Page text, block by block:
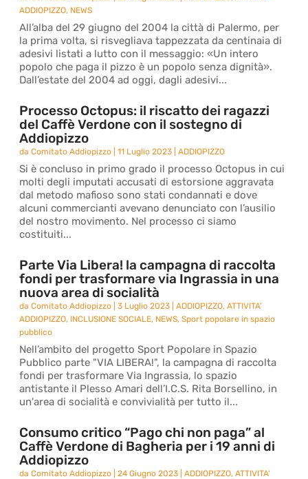
ADDIOPIZZO, NEWS
All’alba del 29 giugno del 2004 la città di Palermo, per
la prima volta, si risvegliava tappezzata da centinaia di
adesivi listati a lutto con il messaggio: «Un intero
popolo che paga il pizzo è un popolo senza dignità».
Dall’estate del 2004 ad oggi, dagli adesivi...
Processo Octopus: il riscatto dei ragazzi
del Caffè Verdone con il sostegno di
Addiopizzo
daComitato Addiopizzo |11 Luglio 2023 |ADDIOPIZZO
Si è concluso in primo grado il processo Octopus in cui
molti degli imputati accusati di estorsione aggravata
dal metodo mafioso sono stati condannati e dove
alcuni commercianti avevano denunciato con l’ausilio
del nostro movimento. Nel processo ci siamo
costituiti...
Parte Via Libera! la campagna di raccolta
fondi per trasformare via Ingrassia in una
nuova area di socialità
daComitato Addiopizzo |3 Luglio 2023 |ADDIOPIZZO,ATTIVITA'
ADDIOPIZZO, INCLUSIONE SOCIALE, NEWS,Sport popolare in spazio
pubblico
Nell’ambito del progetto Sport Popolare in Spazio
Pubblico parte "VIA LIBERA!", la campagna di raccolta
fondi per trasformare Via Ingrassia, lo spazio
antistante il Plesso Amari dell’I.C.S. Rita Borsellino, in
un'area di socialità e convivialità per tutto il...
Consumo critico “Pago chi non paga” al
Caffè Verdone di Bagheria per i 19 anni di
Addiopizzo
daComitato Addiopizzo |24 Giugno 2023 |ADDIOPIZZO,ATTIVITA'